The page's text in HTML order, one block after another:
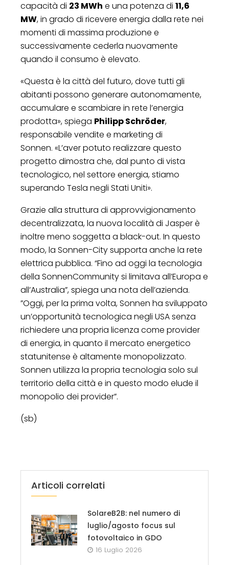
capacità di 23 MWh e una potenza di 11,6
MW, in grado di ricevere energia dalla rete nei
momenti di massima produzione e
successivamente cederla nuovamente
quando il consumo è elevato.
«Questa è la città del futuro, dove tutti gli
abitanti possono generare autonomamente,
accumulare e scambiare in rete l’energia
prodotta», spiega Philipp Schröder,
responsabile vendite e marketing di
Sonnen. «L’aver potuto realizzare questo
progetto dimostra che, dal punto di vista
tecnologico, nel settore energia, stiamo
superando Tesla negli Stati Uniti».
Grazie alla struttura di approvvigionamento
decentralizzata, la nuova località di Jasper è
inoltre meno soggetta a black-out. In questo
modo, la Sonnen-City supporta anche la rete
elettrica pubblica. “Fino ad oggi la tecnologia
della SonnenCommunity si limitava all’Europa e
all’Australia”, spiega una nota dell’azienda.
”Oggi, per la prima volta, Sonnen ha sviluppato
un’opportunità tecnologica negli USA senza
richiedere una propria licenza come provider
di energia, in quanto il mercato energetico
statunitense è altamente monopolizzato.
Sonnen utilizza la propria tecnologia solo sul
territorio della città e in questo modo elude il
monopolio dei provider”.
(sb)
Articoli correlati
SolareB2B: nel numero di
luglio/agosto focus sul
fotovoltaico in GDO
16 Luglio 2026